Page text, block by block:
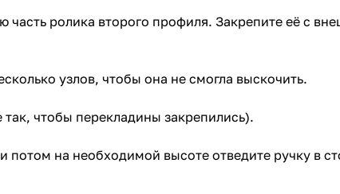
ролика второго профиля. Закрепите её с
узлов, чтобы она не смогла выскочить.
чтобы перекладины закрепились).
на необходимой высоте отведите ручку в